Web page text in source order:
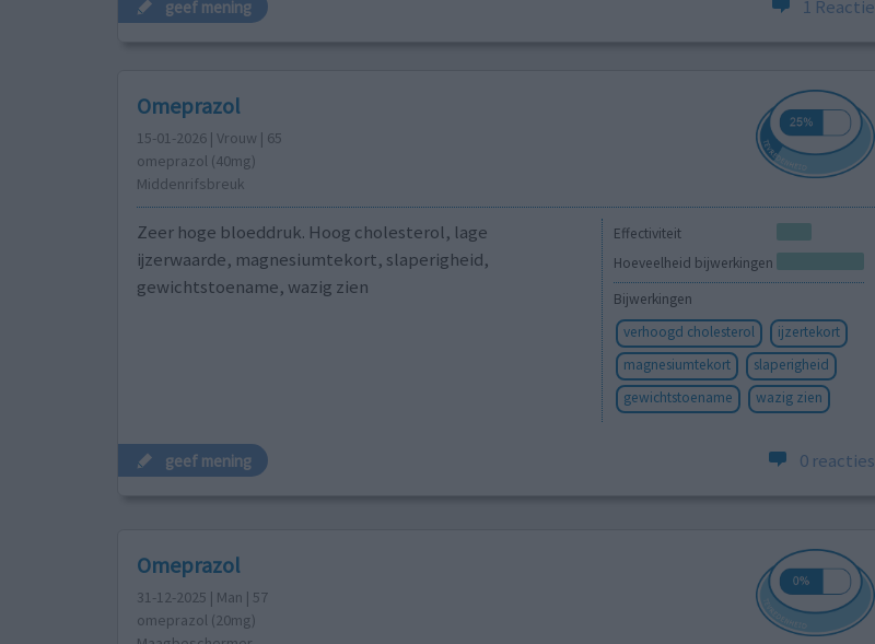
geef mening 1 Reactie
Omeprazol
15-01-2026 | Vrouw | 65
omeprazol (40mg)
Middenrifsbreuk
Effectiviteit
Hoeveelheid bijwerkingen
Bijwerkingen
verhoogd cholesterol
ijzertekort
magnesiumtekort
slaperigheid
gewichtstoename
wazig zien
Zeer hoge bloeddruk. Hoog cholesterol, lage
ijzerwaarde, magnesiumtekort, slaperigheid,
gewichtstoename, wazig zien
geef mening 0 reacties
Omeprazol
31-12-2025 | Man | 57
omeprazol (20mg)